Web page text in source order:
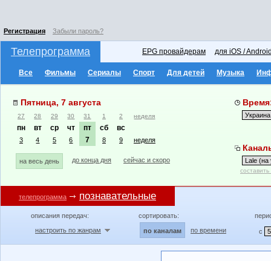
Регистрация Забыли пароль?
Телепрограмма EPG провайдерам для iOS /
Все Фильмы Сериалы Спорт Для детей Музыка
Пятница, 7 августа
27 28 29 30 31 1 2 неделя
пн вт ср чт пт сб вс
3 4 5 6 7 8 9 неделя
на весь день до конца дня сейчас и скоро
телепрограмма познавательные
описания передач:
настроить по жанрам
сортировать:
по каналам по времени с